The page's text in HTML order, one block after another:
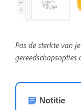
Pas de sterkte van
Notitie